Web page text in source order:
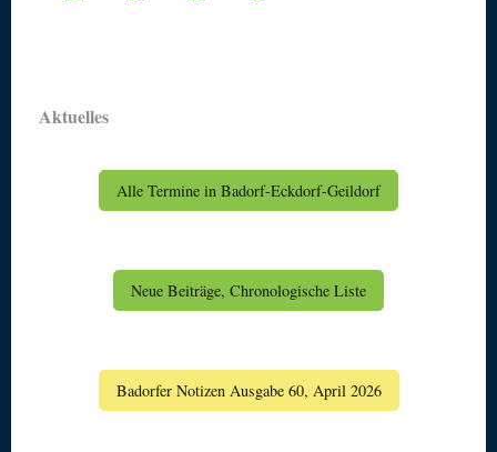
Aktuelles
Alle Termine in Badorf-Eckdorf-Geildorf
Neue Beiträge, Chronologische Liste
Badorfer Notizen Ausgabe 60, April 2026